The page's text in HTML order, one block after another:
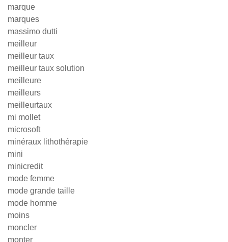
marque
marques
massimo dutti
meilleur
meilleur taux
meilleur taux solution
meilleure
meilleurs
meilleurtaux
mi mollet
microsoft
minéraux lithothérapie
mini
minicredit
mode femme
mode grande taille
mode homme
moins
moncler
monter